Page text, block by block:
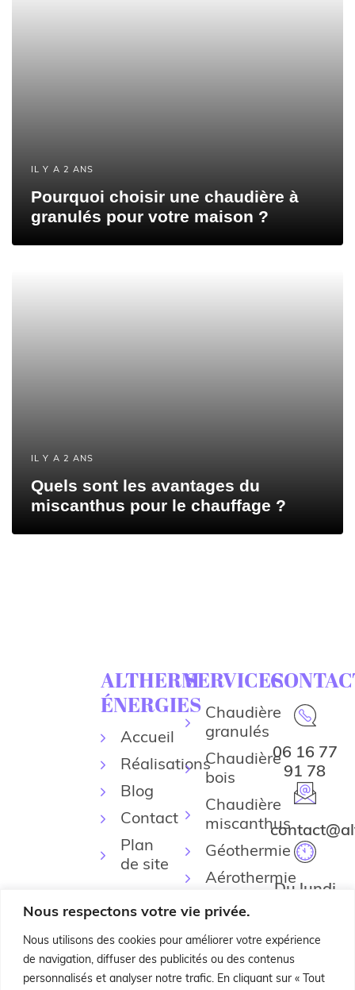
Nous respectons votre vie privée.
Nous utilisons des cookies pour améliorer votre expérience
de navigation, diffuser des publicités ou des contenus
personnalisés et analyser notre trafic. En cliquant sur « Tout
IL Y A 2 ANS
Pourquoi choisir une chaudière à
granulés pour votre maison ?
IL Y A 2 ANS
Quels sont les avantages du
miscanthus pour le chauffage ?
ALTHERM
ÉNERGIES
Accueil
Réalisations
Blog
Contact
Plan
de site
SERVICES
Chaudière
granulés
Chaudière
bois
Chaudière
miscanthus
Géothermie
Aérothermie
Climatisation
06 16 77
91 78
Du lundi
09h00 -
12h00
13h45 -